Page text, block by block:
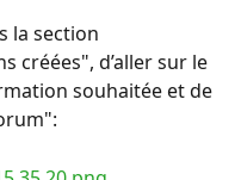
la section
créées", d’aller sur le
souhaitée et de